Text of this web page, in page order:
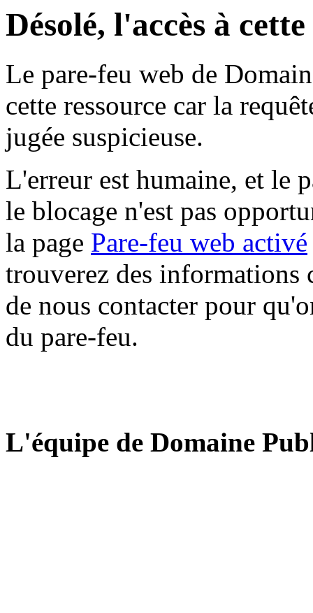
Désolé, l'accès à
Le pare-feu web de
cette ressource car la
jugée suspicieuse.
L'erreur est humaine, et le
le blocage n'est pas
la page Pare-feu web activé
trouverez des informations
de nous contacter pour
du pare-feu.
L'équipe de Domaine